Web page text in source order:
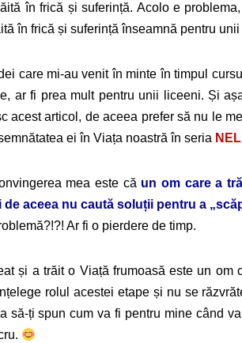
în frică și suferință. Acolo e
în frică și suferință înseamnă pentru
care mi-au venit în minte în timpul
ar fi prea mult pentru unii liceeni. Și
acest articol, de aceea prefer să nu le
ei în Viața noastră în seria
mea este că un om care a
aceea nu caută soluții pentru a
Ar fi o pierdere de timp.
și a trăit o Viață frumoasă este un om
rolul acestei etape și nu se
să-ți spun cum va fi pentru mine când